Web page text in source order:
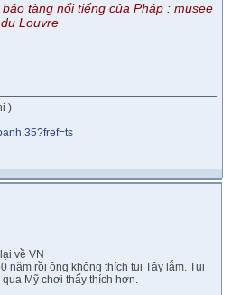
tàng nổi tiếng của Pháp : musee
du Louvre
)
về VN
năm rồi ông không thích tụi Tây lắm. Tụi
Mỹ chơi thấy thích hơn.